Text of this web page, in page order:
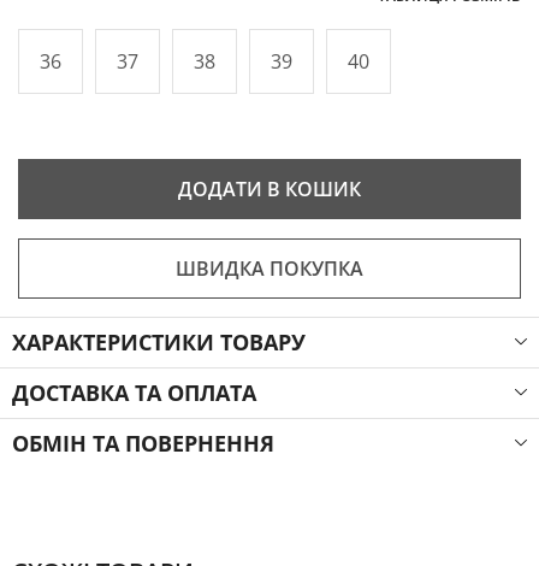
36 37 38 39 40
ДОДАТИ В КОШИК
ШВИДКА ПОКУПКА
ХАРАКТЕРИСТИКИ ТОВАРУ
ДОСТАВКА ТА ОПЛАТА
ОБМІН ТА ПОВЕРНЕННЯ